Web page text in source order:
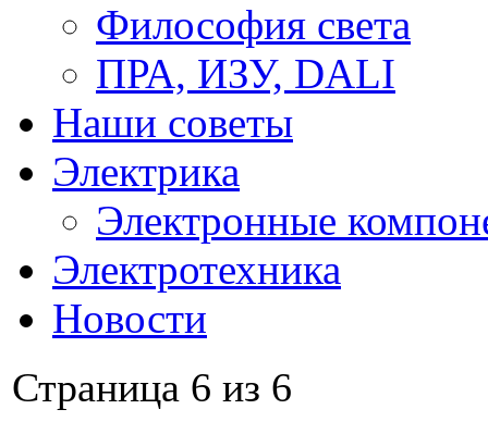
Философия света
ПРА, ИЗУ, DALI
Наши советы
Электрика
Электронные
Электротехника
Новости
Страница 6 из 6